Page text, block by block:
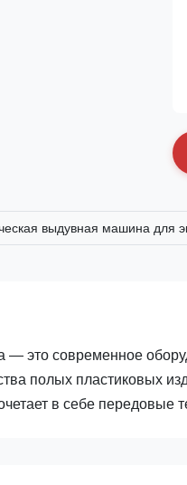
выдувная машина для
— это современное
полых пластиковых
в себе передовые